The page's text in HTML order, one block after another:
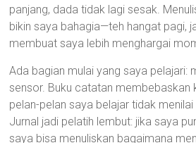
panjang, dada tidak lagi sesak.
bikin saya bahagia—teh hangat pagi,
membuat saya lebih menghargai
Ada bagian mulai yang saya pelajari:
sensor. Buku catatan membebaskan
pelan-pelan saya belajar tidak
Jurnal jadi pelatih lembut: jika saya
saya bisa menuliskan bagaimana